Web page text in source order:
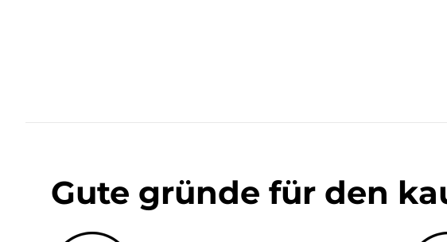
Gute gründe für den